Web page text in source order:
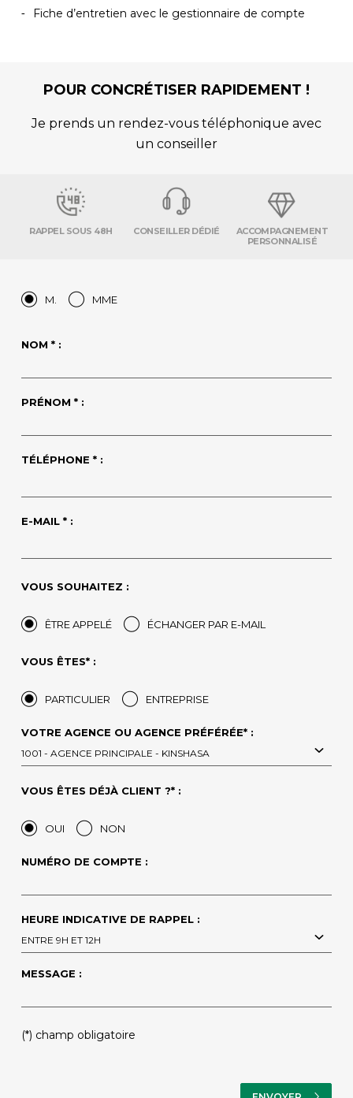
Fiche d’entretien avec le gestionnaire de compte
POUR CONCRÉTISER RAPIDEMENT !
Je prends un rendez-vous téléphonique avec
un conseiller
RAPPEL SOUS 48H CONSEILLER DÉDIÉ
ACCOMPAGNEMENT
PERSONNALISÉ
M. MME
NOM * :
PRÉNOM * :
TÉLÉPHONE * :
E-MAIL * :
VOUS SOUHAITEZ :
ÊTRE APPELÉ ÉCHANGER PAR E-MAIL
VOUS ÊTES* :
PARTICULIER ENTREPRISE
VOTRE AGENCE OU AGENCE PRÉFÉRÉE* :
1001 - AGENCE PRINCIPALE - KINSHASA
VOUS ÊTES DÉJÀ CLIENT ?* :
OUI NON
NUMÉRO DE COMPTE :
HEURE INDICATIVE DE RAPPEL :
ENTRE 9H ET 12H
MESSAGE :
(*) champ obligatoire